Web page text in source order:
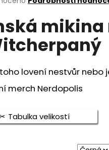
mikina
toho lovení nestvůr
merch Nerdopolis
Tabulka velikostí
HLEDAT
BAVLNĚNÉ TRIČKO - I'M